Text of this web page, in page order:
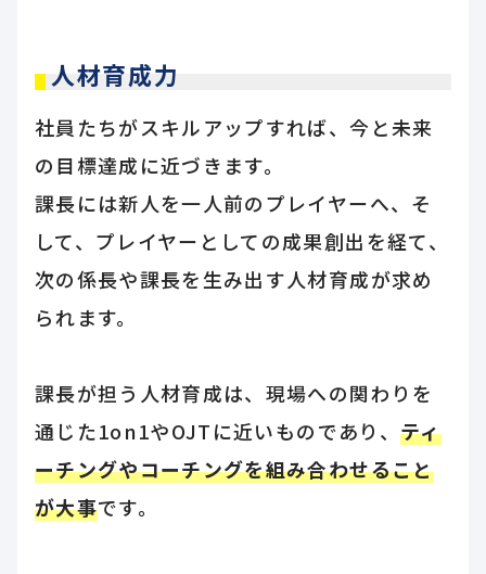
人材育成力
社員たちがスキルアップすれば、今と未来
の目標達成に近づきます。
課長には新人を一人前のプレイヤーへ、そ
して、プレイヤーとしての成果創出を経て、
次の係長や課長を生み出す人材育成が求め
られます。
課長が担う人材育成は、現場への関わりを
通じた1on1やOJTに近いものであり、 ティ
ーチングやコーチングを組み合わせること
が大事です。